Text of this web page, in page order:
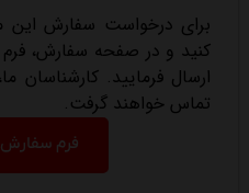
برای درخواست سفارش
کنید و در صفحه سفارش،
ارسال فرمایید. کارشناسان
تماس خواهند گرفت.
فرم